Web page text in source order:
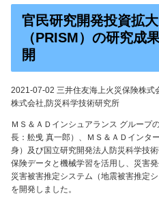
官民研究開発投資拡
（PRISM）の研究成
開
2021-07-02 三井住友海上火災保険株式
株式会社,防災科学技術研究所
ＭＳ＆ＡＤインシュアランス グループ
長：舩曵 真一郎）、ＭＳ＆ＡＤインタ
身）及び国立研究開発法人防災科学技
保険データと機械学習を活用し、災害
災害被害推定システム（地震被害推定
を開発しました。